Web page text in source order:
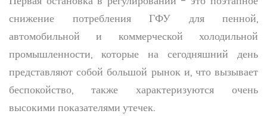
снижение потребления ГФУ для пенной,
автомобильной и коммерческой холодильной
промышленности, которые на сегодняшний день
представляют собой большой рынок и, что вызывает
беспокойство, также характеризуются очень
высокими показателями утечек.